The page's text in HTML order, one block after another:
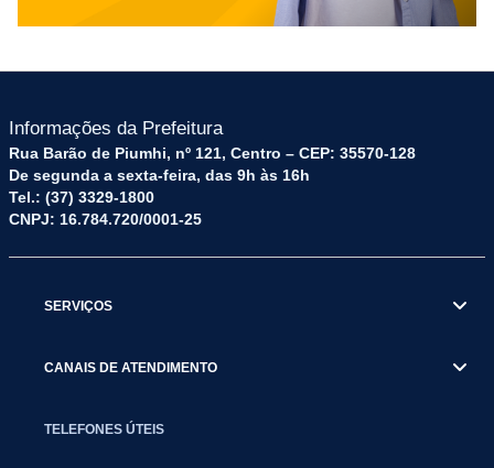
Informações da Prefeitura
Rua Barão de Piumhi, nº 121, Centro – CEP: 35570-128
De segunda a sexta-feira, das 9h às 16h
Tel.: (37) 3329-1800
CNPJ: 16.784.720/0001-25
SERVIÇOS
CANAIS DE ATENDIMENTO
TELEFONES ÚTEIS